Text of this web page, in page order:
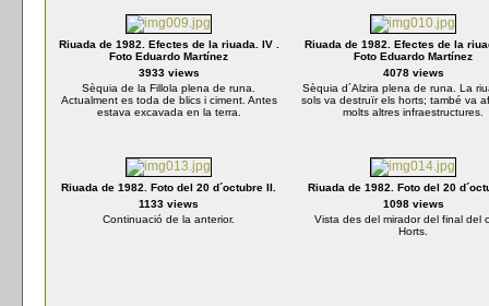
Riuada de 1982. Efectes de la riuada. IV .
Foto Eduardo Martínez
3933 views
Sèquia de la Fillola plena de runa.
Actualment es toda de blics i ciment. Antes
estava excavada en la terra.
Riuada de 1982. Efectes de la
Foto Eduardo Martínez
4078 views
Sèquia d´Alzira plena de runa. La
sols va destruïr els horts; també va
molts altres infraestructures.
Riuada de 1982. Foto del 20 d´octubre II.
1133 views
Continuació de la anterior.
Riuada de 1982. Foto del 20
1098 views
Vista des del mirador del final del
Horts.